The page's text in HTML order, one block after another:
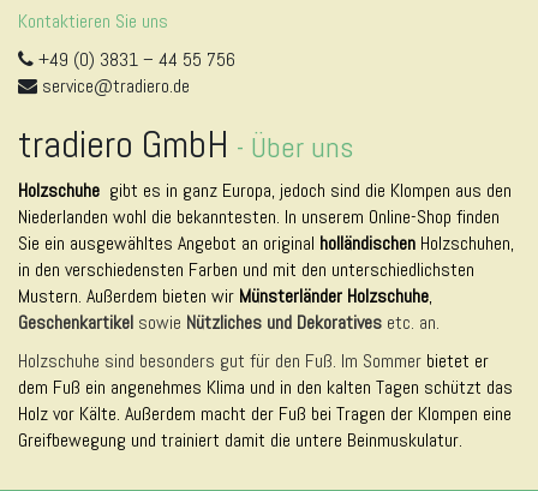
Kontaktieren Sie uns
+49 (0) 3831 – 44 55 756
service@tradiero.de
tradiero GmbH - Über uns
Holzschuhe gibt es in ganz Europa, jedoch sind die Klompen aus den
Niederlanden wohl die bekanntesten. In unserem Online-Shop finden
Sie ein ausgewähltes Angebot an original holländischen Holzschuhen,
in den verschiedensten Farben und mit den unterschiedlichsten
Mustern. Außerdem bieten wir Münsterländer Holzschuhe,
Geschenkartikel sowie Nützliches und Dekoratives etc. an.
Holzschuhe sind besonders gut für den Fuß. Im Sommer bietet er
dem Fuß ein angenehmes Klima und in den kalten Tagen schützt das
Holz vor Kälte. Außerdem macht der Fuß bei Tragen der Klompen eine
Greifbewegung und trainiert damit die untere Beinmuskulatur.